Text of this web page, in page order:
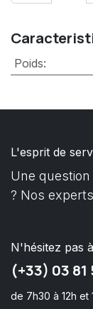
Poids:
L'esprit de
Une
? Nos
N'hésitez pas
(+33) 03 81
de 7h30 à 12h et